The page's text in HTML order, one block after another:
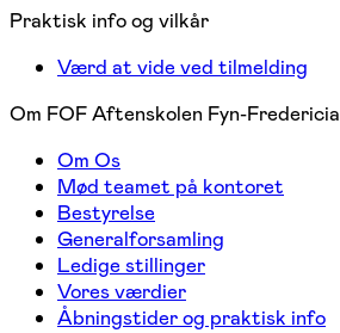
Praktisk info og vilkår
Værd at vide ved tilmelding
Om FOF Aftenskolen Fyn-Fredericia
Om Os
Mød teamet på kontoret
Bestyrelse
Generalforsamling
Ledige stillinger
Vores værdier
Åbningstider og praktisk info